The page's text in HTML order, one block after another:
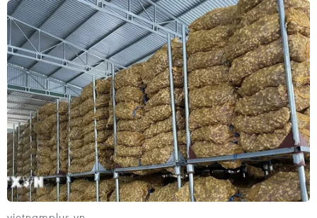
Ukraine tiếp tục dội UAV vào
kho hàng của nền tảng bán lẻ lớn tại
Nga
03/08/2026 15:02
Viện kiểm sát truy tố Shark
Bình về tội rửa tiền 320 tỷ đồng
03/08/2026 04:36